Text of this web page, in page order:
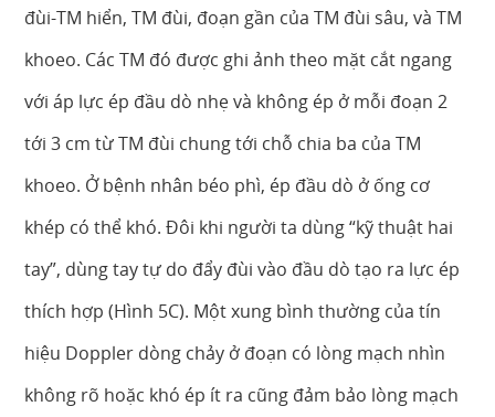
đùi-TM hiển, TM đùi, đoạn gần của TM đùi sâu, và TM
khoeo. Các TM đó được ghi ảnh theo mặt cắt ngang
với áp lực ép đầu dò nhẹ và không ép ở mỗi đoạn 2
tới 3 cm từ TM đùi chung tới chỗ chia ba của TM
khoeo. Ở bệnh nhân béo phì, ép đầu dò ở ống cơ
khép có thể khó. Đôi khi người ta dùng “kỹ thuật hai
tay”, dùng tay tự do đẩy đùi vào đầu dò tạo ra lực ép
thích hợp (Hình 5C). Một xung bình thường của tín
hiệu Doppler dòng chảy ở đoạn có lòng mạch nhìn
không rõ hoặc khó ép ít ra cũng đảm bảo lòng mạch